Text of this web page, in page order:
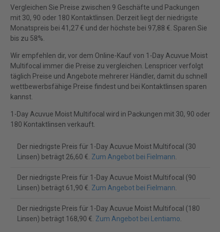
Vergleichen Sie Preise zwischen 9 Geschäfte und Packungen
mit 30, 90 oder 180 Kontaktlinsen. Derzeit liegt der niedrigste
Monatspreis bei 41,27 € und der höchste bei 97,88 €. Sparen Sie
bis zu 58%.
Wir empfehlen dir, vor dem Online-Kauf von 1-Day Acuvue Moist
Multifocal immer die Preise zu vergleichen. Lenspricer verfolgt
täglich Preise und Angebote mehrerer Händler, damit du schnell
wettbewerbsfähige Preise findest und bei Kontaktlinsen sparen
kannst.
1-Day Acuvue Moist Multifocal wird in Packungen mit 30, 90 oder
180 Kontaktlinsen verkauft.
Der niedrigste Preis für 1-Day Acuvue Moist Multifocal (30
Linsen) beträgt 26,60 €. Zum Angebot bei Fielmann.
Der niedrigste Preis für 1-Day Acuvue Moist Multifocal (90
Linsen) beträgt 61,90 €. Zum Angebot bei Fielmann.
Der niedrigste Preis für 1-Day Acuvue Moist Multifocal (180
Linsen) beträgt 168,90 €. Zum Angebot bei Lentiamo.